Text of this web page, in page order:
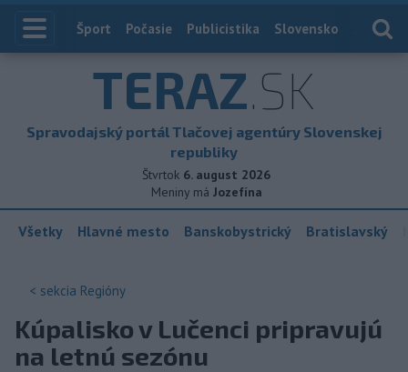
Index
Šport Počasie Publicistika Slovensko
TERAZ.SK
Spravodajský portál Tlačovej agentúry Slovenskej
republiky
Štvrtok 6. august 2026
Meniny má Jozefína
Všetky Hlavné mesto Banskobystrický Bratislavský
< sekcia Regióny
Kúpalisko v Lučenci pripravujú
na letnú sezónu